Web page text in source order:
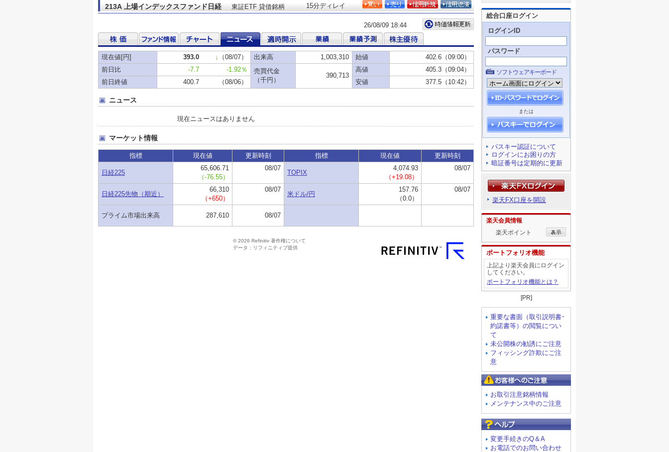
総合口座ログイン
ログインID
パスワード
ソフトウェアキーボード
または
パスキー認証について
ログインにお困りの方
暗証番号は定期的に更新
楽天FX口座を開設
楽天会員情報
楽天ポイント
ポートフォリオ機能
上記より楽天会員にログイン
してください。
ポートフォリオ機能とは？
[PR]
重要な書面（取引説明書･
約諾書等）の閲覧につい
て
未公開株の勧誘にご注意
フィッシング詐欺にご注
意
お取引注意銘柄情報
メンテナンス中のご注意
変更手続きのQ＆A
お電話でのお問い合わせ